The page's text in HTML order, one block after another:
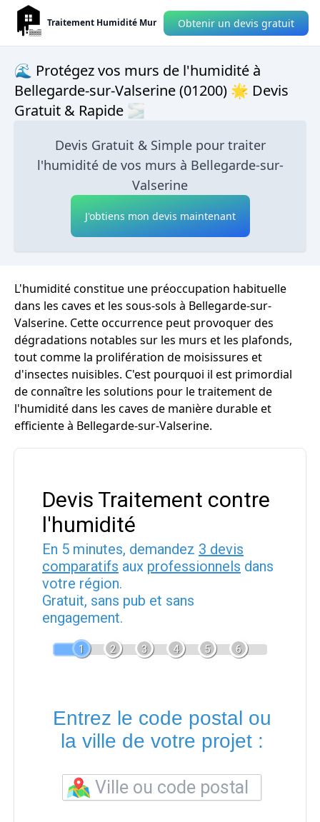
Traitement Humidité Mur Obtenir un devis gratuit
🌊 Protégez vos murs de l'humidité à
Bellegarde-sur-Valserine (01200) 🌟 Devis
Gratuit & Rapide 🌫
Devis Gratuit & Simple pour traiter
l'humidité de vos murs à Bellegarde-sur-
Valserine
J'obtiens mon devis maintenant
L'humidité constitue une préoccupation habituelle
dans les caves et les sous-sols à Bellegarde-sur-
Valserine. Cette occurrence peut provoquer des
dégradations notables sur les murs et les plafonds,
tout comme la prolifération de moisissures et
d'insectes nuisibles. C'est pourquoi il est primordial
de connaître les solutions pour le traitement de
l'humidité dans les caves de manière durable et
efficiente à Bellegarde-sur-Valserine.
Devis Traitement contre
l'humidité
En 5 minutes, demandez 3 devis
comparatifs aux professionnels dans
votre région.
Gratuit, sans pub et sans
engagement.
1 2 3 4 5 6
Entrez le code postal ou
la ville de votre projet :